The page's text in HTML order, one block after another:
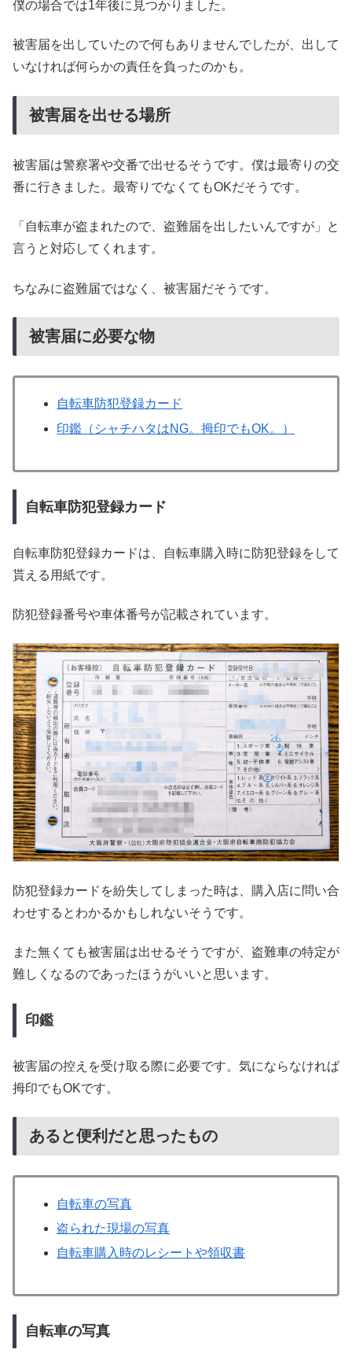
僕の場合では1年後に見つかりました。
被害届を出していたので何もありませんでしたが、出して
いなければ何らかの責任を負ったのかも。
被害届を出せる場所
被害届は警察署や交番で出せるそうです。僕は最寄りの交
番に行きました。最寄りでなくてもOKだそうです。
「自転車が盗まれたので、盗難届を出したいんですが」と
言うと対応してくれます。
ちなみに盗難届ではなく、被害届だそうです。
被害届に必要な物
自転車防犯登録カード
印鑑（シャチハタはNG。拇印でもOK。）
自転車防犯登録カード
自転車防犯登録カードは、自転車購入時に防犯登録をして
貰える用紙です。
防犯登録番号や車体番号が記載されています。
防犯登録カードを紛失してしまった時は、購入店に問い合
わせするとわかるかもしれないそうです。
また無くても被害届は出せるそうですが、盗難車の特定が
難しくなるのであったほうがいいと思います。
印鑑
被害届の控えを受け取る際に必要です。気にならなければ
拇印でもOKです。
あると便利だと思ったもの
自転車の写真
盗られた現場の写真
自転車購入時のレシートや領収書
自転車の写真